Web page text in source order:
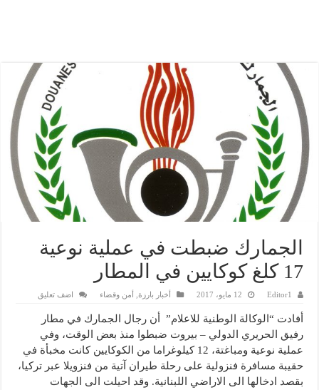
الجمارك ضبطت في عملية نوعية
17 كلغ كوكايين في المطار
Editor1 12 مايو، 2017 أخبار بارزة أمن وقضاء اضف تعليق
أفادت “الوكالة الوطنية للاعلام” أن رجال الجمارك في مطار
رفيق الحريري الدولي – بيروت ضبطوا منذ بعض الوقت، وفي
عملية نوعية ومباغتة، 12 كيلوغراما من الكوكايين كانت مخبأة في
حقيبة مسافرة فنزولية على رحلة طيران آتية من فنزويلا عبر تركيا،
بقصد ادخالها الى الاراضي اللبنانية. وقد احيلت الى الجهات